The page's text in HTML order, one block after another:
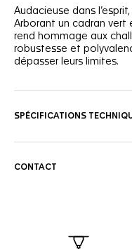
Audacieuse dans
Arborant un cadran vert
rend hommage aux
robustesse et
dépasser leurs limites.
piste comme au
C'est l'allié idéal sur la
SPÉCIFICATIONS
CONTACT